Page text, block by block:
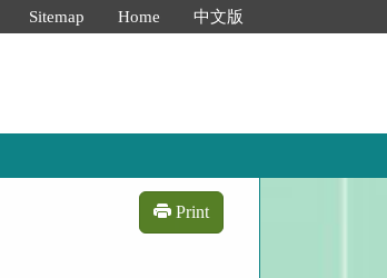
Sitemap Home 中文版
Print